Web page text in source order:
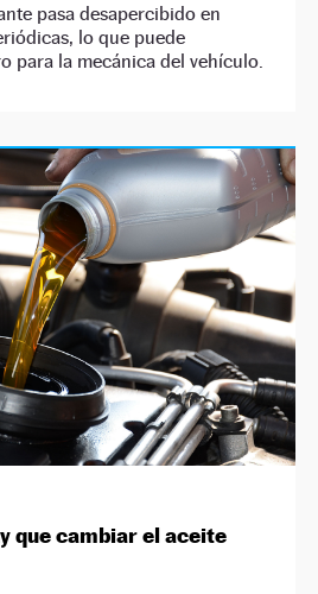
pasa desapercibido en
lo que puede
para la mecánica del vehículo.
que cambiar el aceite